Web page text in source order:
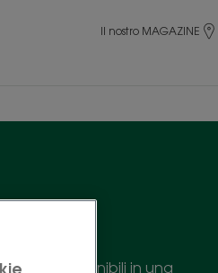
Il nostro MAGAZINE
sono disponibili in una